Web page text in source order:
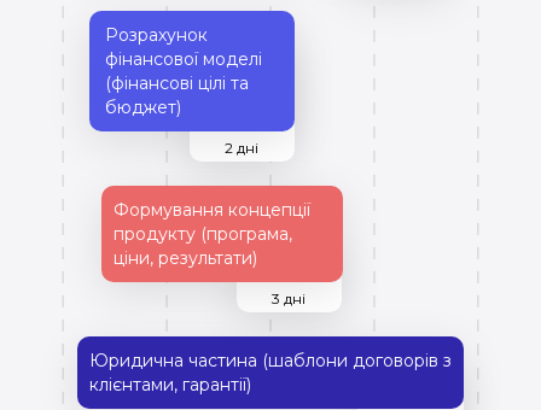
3 дні
Юридична частина (шаблони договорів з
клієнтами, гарантії)
Розрахунок
фінансової моделі
(фінансові цілі та
бюджет)
Формування концепції
продукту (програма,
ціни, результати)
2 дні